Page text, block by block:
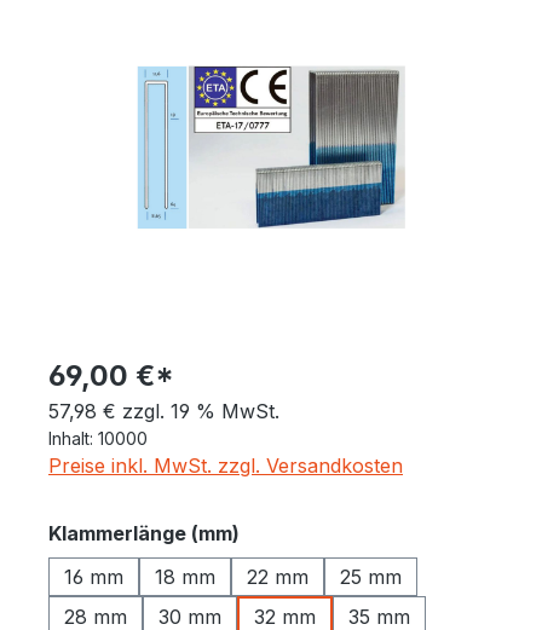
Bildergalerie überspringen
69,00 €*
57,98 € zzgl. 19 % MwSt.
Inhalt: 10000
Preise inkl. MwSt. zzgl. Versandkosten
Klammerlänge (mm)
16 mm
18 mm 22 mm
25 mm
28 mm
30 mm 32 mm
35 mm